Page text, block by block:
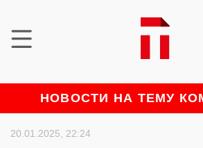
НОВОСТИ НА ТЕМУ
20.01.2025, 22:24